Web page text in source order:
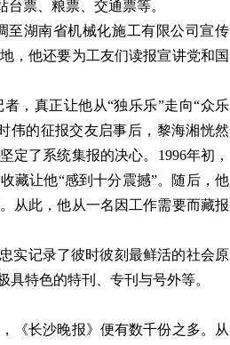
票、粮票、交通票等。
湖南省机械化施工有限公司宣传
，他还要为工友们读报宣讲党和国
，真正让他从“独乐乐”走向“众乐
伟的征报交友启事后，黎海湘恍然
定了系统集报的决心。1996年初，
藏让他“感到十分震撼”。随后，他
从此，他从一名因工作需要而藏报
记录了彼时彼刻最鲜活的社会原
特色的特刊、专刊与号外等。
长沙晚报》便有数千份之多。从